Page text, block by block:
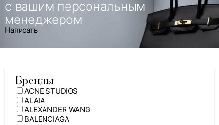
с вашим персональным
менеджером
Написать
Бренды
ACNE STUDIOS
ALAIA
ALEXANDER WANG
BALENCIAGA